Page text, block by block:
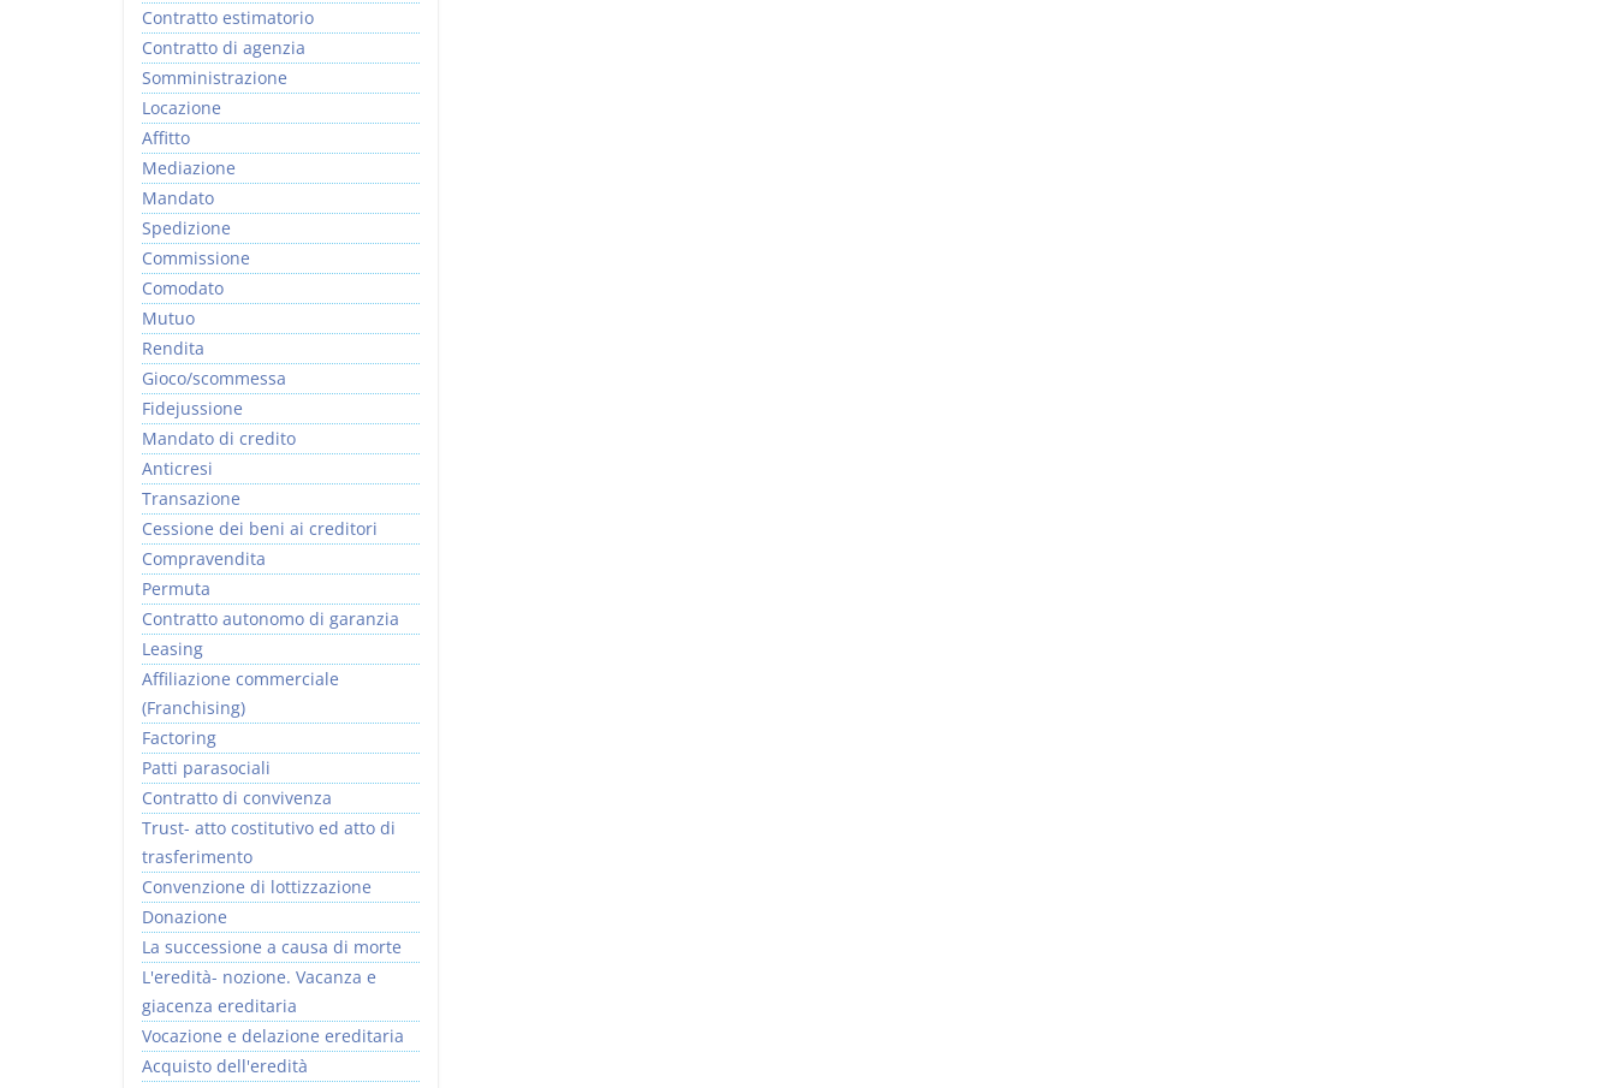
Contratto estimatorio
Contratto di agenzia
Somministrazione
Locazione
Affitto
Mediazione
Mandato
Spedizione
Commissione
Comodato
Mutuo
Rendita
Gioco/scommessa
Fidejussione
Mandato di credito
Anticresi
Transazione
Cessione dei beni ai creditori
Compravendita
Permuta
Contratto autonomo di garanzia
Leasing
Affiliazione commerciale
(Franchising)
Factoring
Patti parasociali
Contratto di convivenza
Trust- atto costitutivo ed atto di
trasferimento
Convenzione di lottizzazione
Donazione
La successione a causa di morte
L'eredità- nozione. Vacanza e
giacenza ereditaria
Vocazione e delazione ereditaria
Acquisto dell'eredità